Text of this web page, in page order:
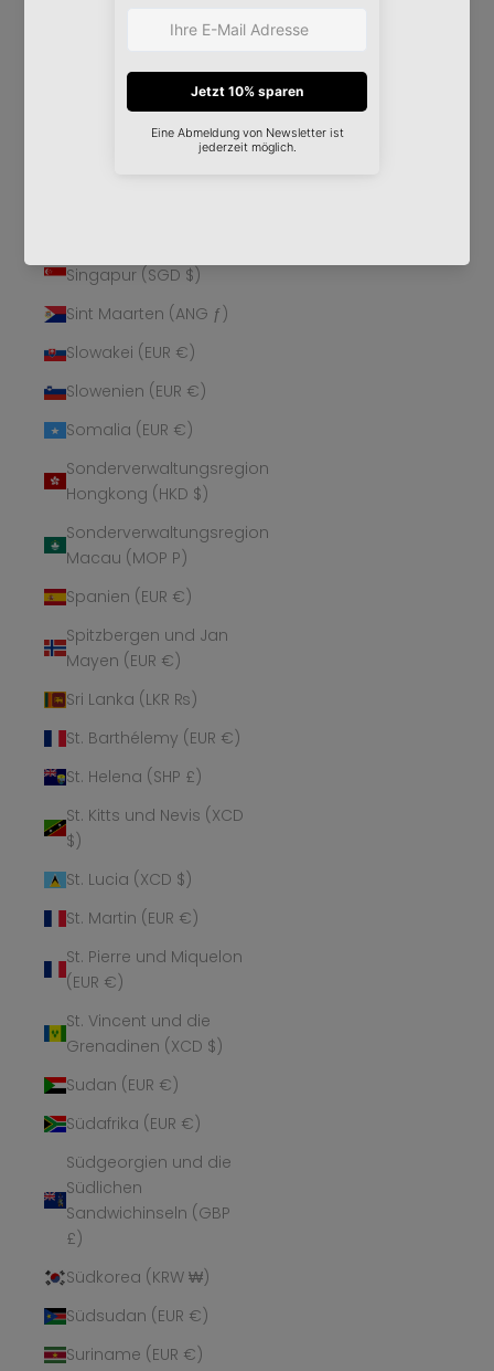
Schweiz (CHF CHF)
Senegal (XOF Fr)
Seychellen (EUR €)
Singapur (SGD $)
Sint Maarten (ANG ƒ)
Slowakei (EUR €)
Slowenien (EUR €)
Somalia (EUR €)
Sonderverwaltungsregion
Hongkong (HKD $)
Sonderverwaltungsregion
Macau (MOP P)
Spanien (EUR €)
Spitzbergen und Jan
Mayen (EUR €)
Sri Lanka (LKR ₨)
St. Barthélemy (EUR €)
St. Helena (SHP £)
St. Kitts und Nevis (XCD
$)
St. Lucia (XCD $)
St. Martin (EUR €)
St. Pierre und Miquelon
(EUR €)
St. Vincent und die
Grenadinen (XCD $)
Sudan (EUR €)
Südafrika (EUR €)
Südgeorgien und die
Südlichen
Sandwichinseln (GBP
£)
Südkorea (KRW ₩)
Südsudan (EUR €)
Suriname (EUR €)